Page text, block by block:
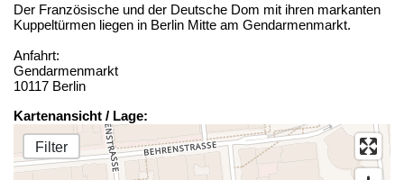
Der Französische und der Deutsche Dom mit ihren markanten
Kuppeltürmen liegen in Berlin Mitte am Gendarmenmarkt.
Anfahrt:
Gendarmenmarkt
10117 Berlin
Kartenansicht / Lage:
Filter